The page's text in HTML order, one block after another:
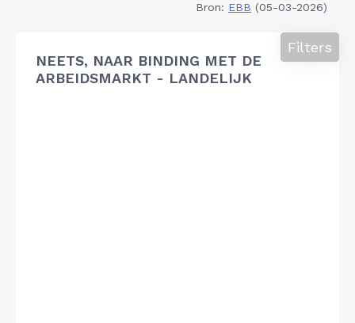
Bron: EBB (05-03-2026)
NEETS, NAAR BINDING MET DE
ARBEIDSMARKT - LANDELIJK
Filters